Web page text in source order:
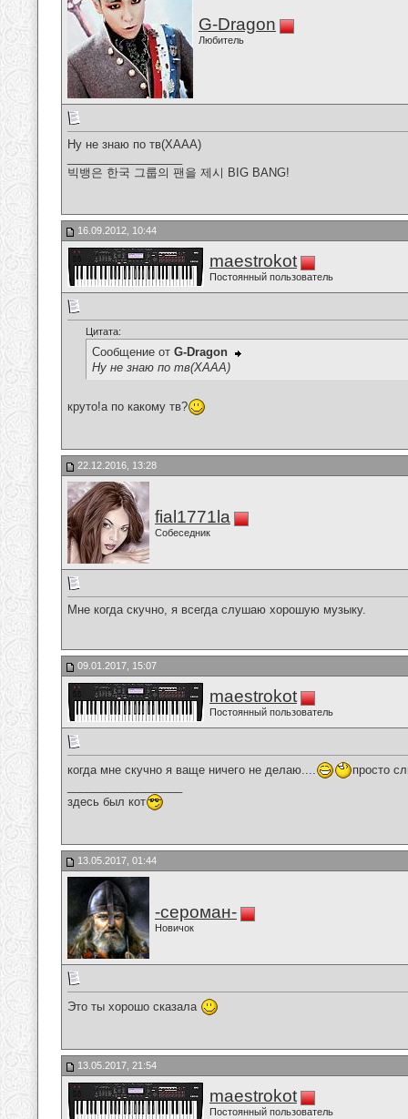
G-Dragon
Любитель
Ну не знаю по тв(ХААА)
빅뱅은 한국 그룹의 팬을 제시 BIG BANG!
16.09.2012, 10:44
maestrokot
Постоянный пользователь
Цитата:
Сообщение от G-Dragon
Ну не знаю по тв(ХААА)
круто!а по какому тв?
22.12.2016, 13:28
fial1771la
Собеседник
Мне когда скучно, я всегда слушаю хорошую музыку.
09.01.2017, 15:07
maestrokot
Постоянный пользователь
когда мне скучно я ваще ничего не делаю....
просто
здесь был кот
13.05.2017, 01:44
-сероман-
Новичок
Это ты хорошо сказала
13.05.2017, 21:54
maestrokot
Постоянный пользователь